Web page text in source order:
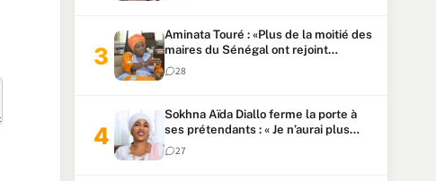
Aminata Touré : «Plus de la moitié des
maires du Sénégal ont rejoint
Kiiraay»
28
Sokhna Aïda Diallo ferme la porte à
ses prétendants : « Je n’aurai plus
jamais un autre mari »
27